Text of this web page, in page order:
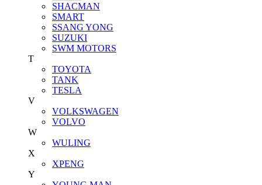
SHACMAN
SMART
SSANG YONG
SUZUKI
SWM MOTORS
T
TOYOTA
TANK
TESLA
V
VOLKSWAGEN
VOLVO
W
WULING
X
XPENG
Y